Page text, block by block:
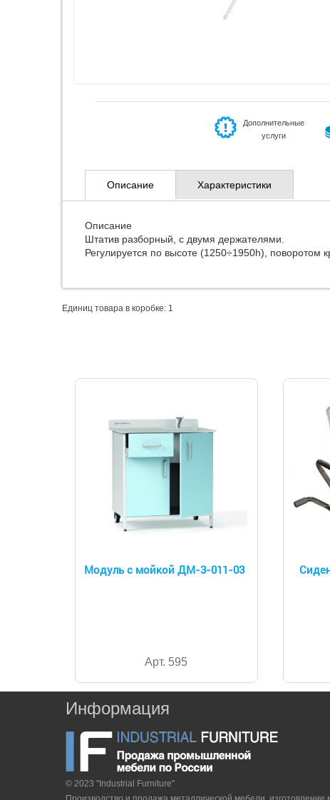
Дополнительные
услуги
Описание Характеристики
Описание
Штатив разборный, с двумя держателями.
Регулируется по высоте (1250÷1950h), поворотом
Единиц товара в коробке: 1
Модуль с мойкой ДМ-3-011-03
Арт. 595
Информация
© 2023 "Industrial Furniture"